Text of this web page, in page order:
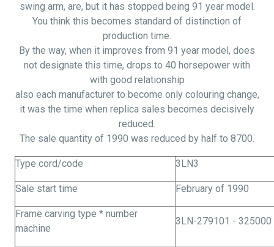
swing arm, are, but it has stopped being 91 year model.
You think this becomes standard of distinction of
production time.
By the way, when it improves from 91 year model, does
not designate this time, drops to 40 horsepower with
with good relationship
also each manufacturer to become only colouring change,
it was the time when replica sales becomes decisively
reduced.
The sale quantity of 1990 was reduced by half to 8700.
Type cord/code 3LN3
Sale start time February of 1990
Frame carving type * number
machine
3LN-279101 - 325000